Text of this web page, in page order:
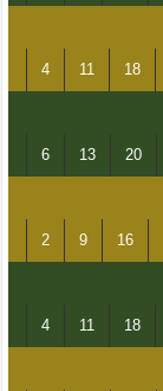
4 11 18
6 13 20
2 9 16
4 11 18